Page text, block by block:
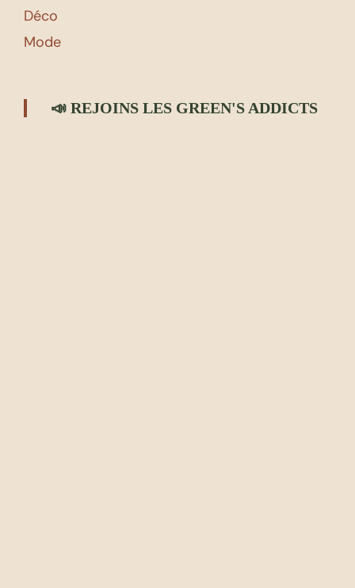
Déco
Mode
📣 REJOINS LES GREEN'S ADDICTS